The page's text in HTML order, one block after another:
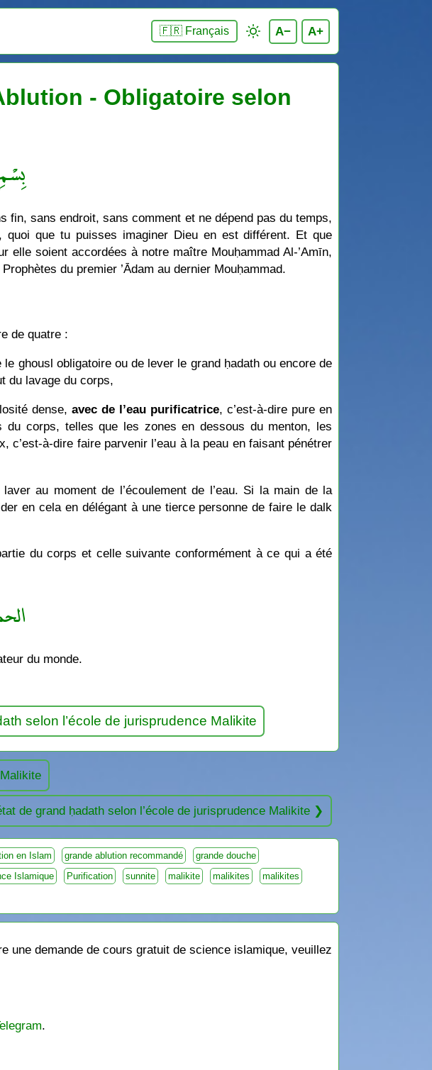
🇫🇷 Français A− A+
- Obligatoire selon
fin, sans endroit, sans comment et ne dépend pas du temps,
que tu puisses imaginer Dieu en est différent. Et que
elle soient accordées à notre maître Mouḥammad Al-’Amīn,
du premier ’Ādam au dernier Mouḥammad.
de quatre :
ghousl obligatoire ou de lever le grand ḥadath ou encore de
du lavage du corps,
dense, avec de l’eau purificatrice, c’est-à-dire pure en
corps, telles que les zones en dessous du menton, les
c’est-à-dire faire parvenir l’eau à la peau en faisant pénétrer
au moment de l’écoulement de l’eau. Si la main de la
en cela en délégant à une tierce personne de faire le dalk
du corps et celle suivante conformément à ce qui a été
du monde.
selon l’école de jurisprudence Malikite
de grand ḥadath selon l’école de jurisprudence Malikite
en Islam grande ablution recommandé
grande douche
Islamique Purification sunnite malikite malikites
malikites
une demande de cours gratuit de science islamique, veuillez
.